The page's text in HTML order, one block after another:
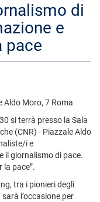
di
e
pace
Aldo Moro, 7 Roma
si terrà presso la Sala
(CNR) - Piazzale Aldo
i e
il giornalismo di pace.
la pace”.
tra i pionieri degli
l’occasione per